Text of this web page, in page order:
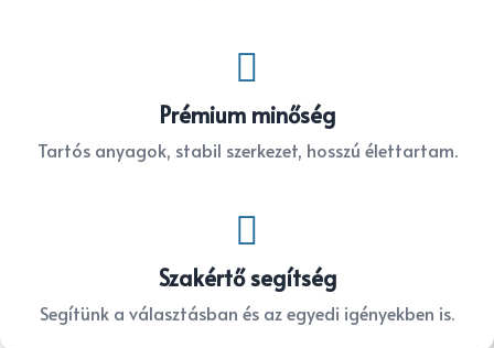

Prémium minőség
Tartós anyagok, stabil szerkezet, hosszú élettartam.

Szakértő segítség
Segítünk a választásban és az egyedi igényekben is.